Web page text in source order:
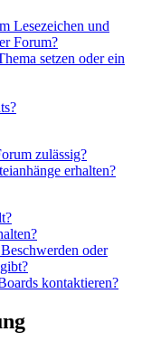
Lesezeichen und
Forum?
setzen oder ein
zulässig?
erhalten?
oder
kontaktieren?